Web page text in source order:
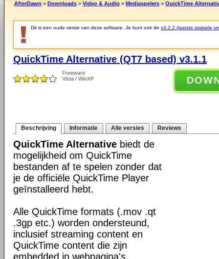
AfterDawn > Downloads > Video & Audio > Mediaspelers > QuickTime
Dit is een oude versie van deze software. Je kunt ook de v3.2.2 (laatste stabiele
QuickTime Alternative (QT7 based) v3.1.1
Freeware
Vista / WinXP
Beschrijving Informatie Alle versies Reviews
QuickTime Alternative biedt de
mogelijkheid om QuickTime
bestanden af te spelen zonder dat
je de officiële QuickTime Player
geïnstalleerd hebt.
Alle QuickTime formats (.mov .qt
.3gp etc.) worden ondersteund,
inclusief streaming content en
QuickTime content die zijn
embedded in webpagina's.